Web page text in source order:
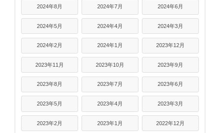
2024年8月 2024年7月 2024年6月
2024年5月 2024年4月 2024年3月
2024年2月 2024年1月 2023年12月
2023年11月 2023年10月 2023年9月
2023年8月 2023年7月 2023年6月
2023年5月 2023年4月 2023年3月
2023年2月 2023年1月 2022年12月